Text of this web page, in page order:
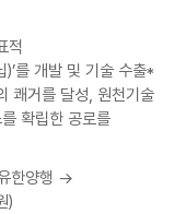
적
)’를 개발 및 기술 수출*
쾌거를 달성, 원천기술
확립한 공로를
한양행 →
)